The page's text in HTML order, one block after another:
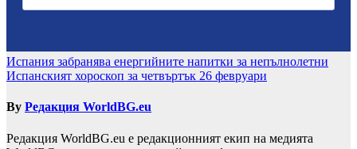
Навигация
Испания забранява енергийните напитки за непълнолетни
Испанският хороскоп за четвъртък 26 февруари
By Редакция WorldBG.eu
Редакция WorldBG.eu е редакционният екип на медията